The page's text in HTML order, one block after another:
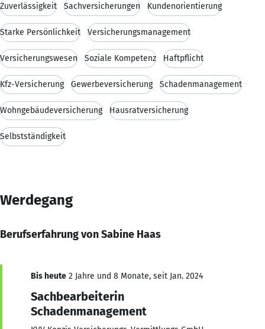
Zuverlässigkeit Sachversicherungen Kundenorientierung
Starke Persönlichkeit Versicherungsmanagement
Versicherungswesen Soziale Kompetenz Haftpflicht
Kfz-Versicherung Gewerbeversicherung Schadenmanagement
Wohngebäudeversicherung Hausratversicherung
Selbstständigkeit
Werdegang
Berufserfahrung von Sabine Haas
Bis heute 2 Jahre und 8 Monate, seit Jan. 2024
Sachbearbeiterin
Schadenmanagement